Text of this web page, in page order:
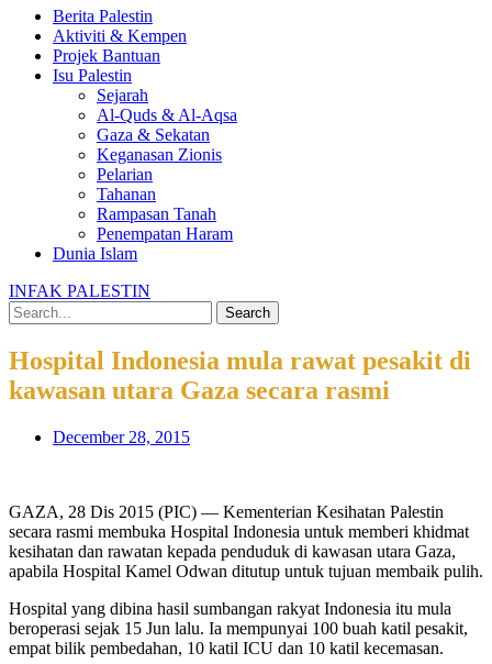
Berita Palestin
Aktiviti & Kempen
Projek Bantuan
Isu Palestin
Sejarah
Al-Quds & Al-Aqsa
Gaza & Sekatan
Keganasan Zionis
Pelarian
Tahanan
Rampasan Tanah
Penempatan Haram
Dunia Islam
INFAK PALESTIN
Search
Hospital Indonesia mula rawat pesakit di
kawasan utara Gaza secara rasmi
December 28, 2015
GAZA, 28 Dis 2015 (PIC) — Kementerian Kesihatan Palestin
secara rasmi membuka Hospital Indonesia untuk memberi khidmat
kesihatan dan rawatan kepada penduduk di kawasan utara Gaza,
apabila Hospital Kamel Odwan ditutup untuk tujuan membaik pulih.
Hospital yang dibina hasil sumbangan rakyat Indonesia itu mula
beroperasi sejak 15 Jun lalu. Ia mempunyai 100 buah katil pesakit,
empat bilik pembedahan, 10 katil ICU dan 10 katil kecemasan.